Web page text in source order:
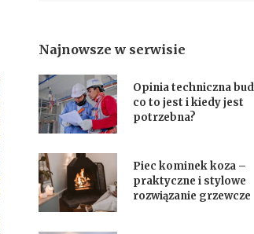
Najnowsze w serwisie
Opinia techniczna
co to jest i kiedy jest
potrzebna?
Piec kominek koza –
praktyczne i stylowe
rozwiązanie grzewcze